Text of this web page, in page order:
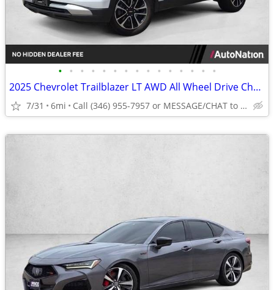
• • • • • • • • • • • • • • •
2025 Chevrolet Trailblazer LT AWD All Wheel Drive Chevy SUV AUTONATION
7/31 6mi Call (346) 955-7957 or MESSAGE/CHAT to confirm availability